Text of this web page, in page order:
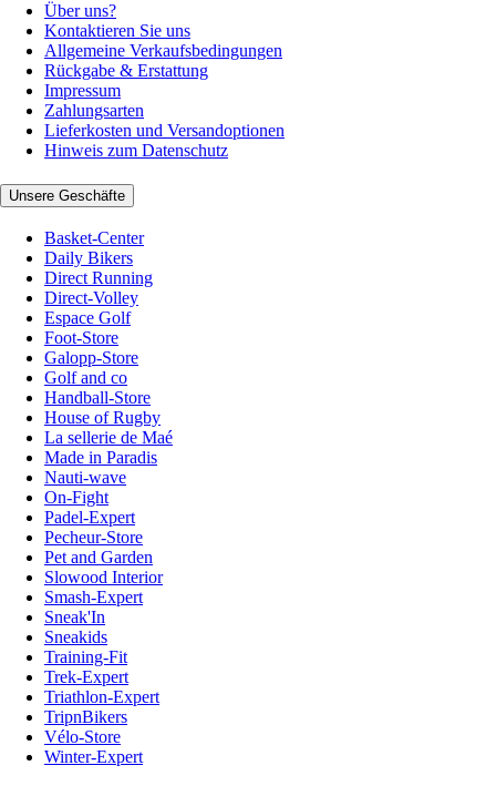
Über uns?
Kontaktieren Sie uns
Allgemeine Verkaufsbedingungen
Rückgabe & Erstattung
Impressum
Zahlungsarten
Lieferkosten und Versandoptionen
Hinweis zum Datenschutz
Unsere Geschäfte
Basket-Center
Daily Bikers
Direct Running
Direct-Volley
Espace Golf
Foot-Store
Galopp-Store
Golf and co
Handball-Store
House of Rugby
La sellerie de Maé
Made in Paradis
Nauti-wave
On-Fight
Padel-Expert
Pecheur-Store
Pet and Garden
Slowood Interior
Smash-Expert
Sneak'In
Sneakids
Training-Fit
Trek-Expert
Triathlon-Expert
TripnBikers
Vélo-Store
Winter-Expert